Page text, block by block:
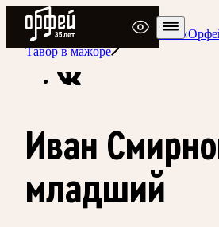
Радио Орфей
Радио классической музыки
Тавор в мажоре
Иван
младший